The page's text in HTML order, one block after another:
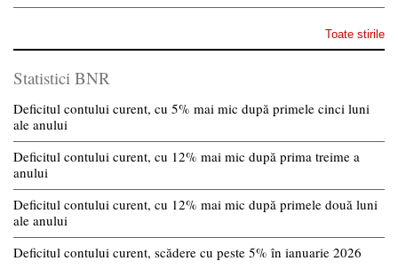
Toate stirile
Statistici BNR
Deficitul contului curent, cu 5% mai mic după primele cinci luni
ale anului
Deficitul contului curent, cu 12% mai mic după prima treime a
anului
Deficitul contului curent, cu 12% mai mic după primele două luni
ale anului
Deficitul contului curent, scădere cu peste 5% în ianuarie 2026